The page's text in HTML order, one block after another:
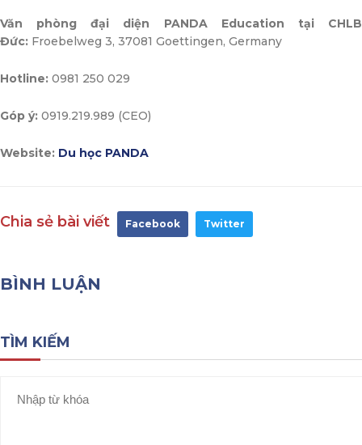
Văn phòng đại diện PANDA Education tại CHLB
Đức: Froebelweg 3, 37081 Goettingen, Germany
Hotline: 0981 250 029
Góp ý: 0919.219.989 (CEO)
Website: Du học PANDA
Chia sẻ bài viết Facebook Twitter
BÌNH LUẬN
TÌM KIẾM